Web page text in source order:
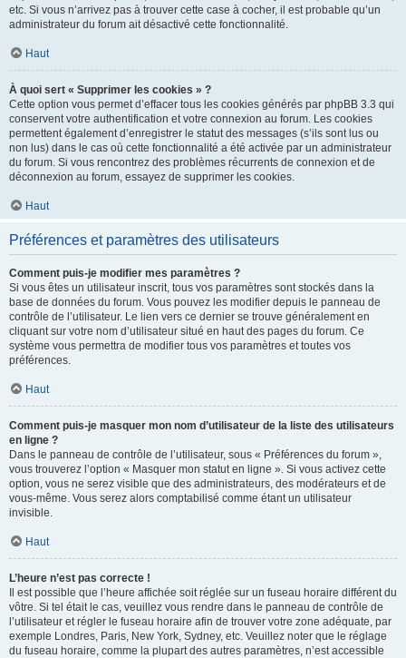
etc. Si vous n’arrivez pas à trouver cette case à cocher, il est probable qu’un
administrateur du forum ait désactivé cette fonctionnalité.
Haut
À quoi sert « Supprimer les cookies » ?
Cette option vous permet d’effacer tous les cookies générés par phpBB 3.3 qui
conservent votre authentification et votre connexion au forum. Les cookies
permettent également d’enregistrer le statut des messages (s’ils sont lus ou
non lus) dans le cas où cette fonctionnalité a été activée par un administrateur
du forum. Si vous rencontrez des problèmes récurrents de connexion et de
déconnexion au forum, essayez de supprimer les cookies.
Haut
Préférences et paramètres des utilisateurs
Comment puis-je modifier mes paramètres ?
Si vous êtes un utilisateur inscrit, tous vos paramètres sont stockés dans la
base de données du forum. Vous pouvez les modifier depuis le panneau de
contrôle de l’utilisateur. Le lien vers ce dernier se trouve généralement en
cliquant sur votre nom d’utilisateur situé en haut des pages du forum. Ce
système vous permettra de modifier tous vos paramètres et toutes vos
préférences.
Haut
Comment puis-je masquer mon nom d’utilisateur de la liste des utilisateurs
en ligne ?
Dans le panneau de contrôle de l’utilisateur, sous « Préférences du forum »,
vous trouverez l’option « Masquer mon statut en ligne ». Si vous activez cette
option, vous ne serez visible que des administrateurs, des modérateurs et de
vous-même. Vous serez alors comptabilisé comme étant un utilisateur
invisible.
Haut
L’heure n’est pas correcte !
Il est possible que l’heure affichée soit réglée sur un fuseau horaire différent du
vôtre. Si tel était le cas, veuillez vous rendre dans le panneau de contrôle de
l’utilisateur et régler le fuseau horaire afin de trouver votre zone adéquate, par
exemple Londres, Paris, New York, Sydney, etc. Veuillez noter que le réglage
du fuseau horaire, comme la plupart des autres paramètres, n’est accessible